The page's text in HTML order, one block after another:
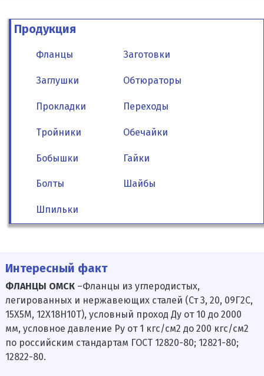
Продукция
Фланцы Заготовки
Заглушки Обтюраторы
Прокладки Переходы
Тройники Обечайки
Бобышки Гайки
Болты Шайбы
Шпильки
Интересный факт
ФЛАНЦЫ ОМСК–Фланцы из углеродистых,
легированных и нержавеющих сталей (Ст 3, 20, 09Г2С,
15Х5М, 12Х18Н10Т), условный проход Ду от 10 до 2000
мм, условное давление Ру от 1 кгс/см2 до 200 кгс/см2
по российским стандартам ГОСТ 12820-80; 12821-80;
12822-80.